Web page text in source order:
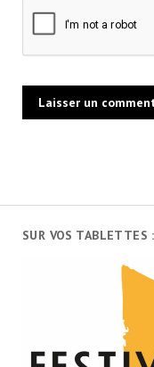
SUR VOS